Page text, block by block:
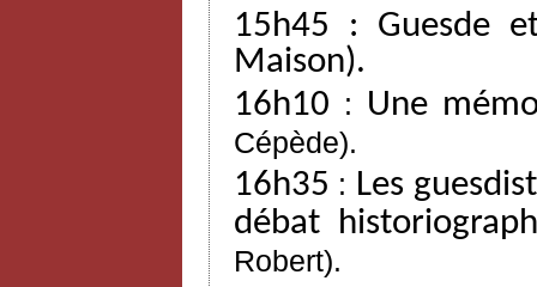
15h45
: Guesde
Maison).
16h10 : Une
Cépède).
16h35 : Les
débat
Robert).